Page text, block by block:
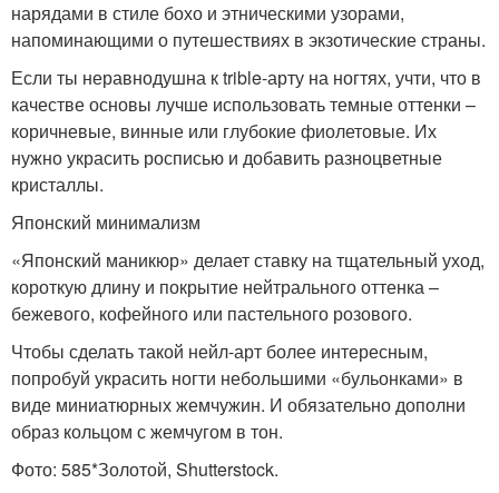
нарядами в стиле бохо и этническими узорами,
напоминающими о путешествиях в экзотические страны.
Если ты неравнодушна к trible-арту на ногтях, учти, что в
качестве основы лучше использовать темные оттенки –
коричневые, винные или глубокие фиолетовые. Их
нужно украсить росписью и добавить разноцветные
кристаллы.
Японский минимализм
«Японский маникюр» делает ставку на тщательный уход,
короткую длину и покрытие нейтрального оттенка –
бежевого, кофейного или пастельного розового.
Чтобы сделать такой нейл-арт более интересным,
попробуй украсить ногти небольшими «бульонками» в
виде миниатюрных жемчужин. И обязательно дополни
образ кольцом с жемчугом в тон.
Фото: 585*Золотой, Shutterstock.